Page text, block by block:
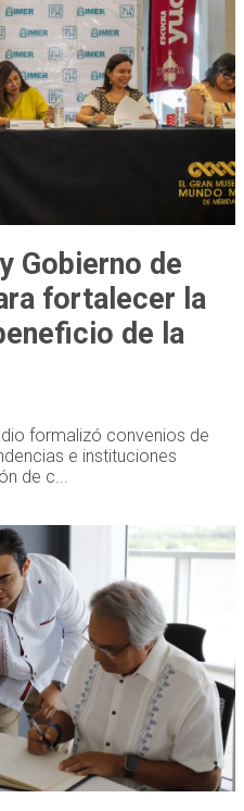
Gobierno de
fortalecer la
de la
formalizó convenios de
e instituciones
de c...